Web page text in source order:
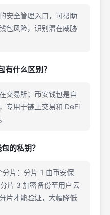
安全管理入口，可帮助
包风险，识别潜在威胁
有什么区别？
交易所；币安钱包是自
专用于链上交易和 DeFi
的私钥？
片：分片 1 由币安保
片 3 加密备份至用户云
片才能验证，大幅降低